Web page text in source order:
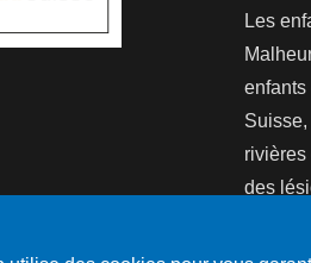
Les
enfants
rivières
des